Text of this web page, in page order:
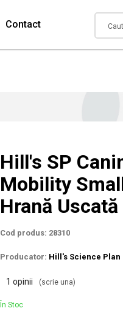
Contact
Hill's SP
Mobility
Hrană
Cod produs: 28310
Producator: Hill's Science Plan
1 opinii (scrie una)
În Stoc